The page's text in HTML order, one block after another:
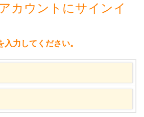
カウントにサインイ
力してください。